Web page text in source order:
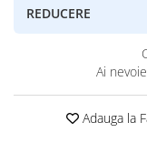
REDUCERE
Ai
Adauga la